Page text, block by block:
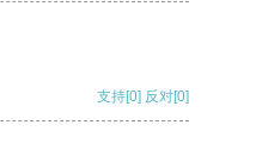
支持[0] 反对[0]